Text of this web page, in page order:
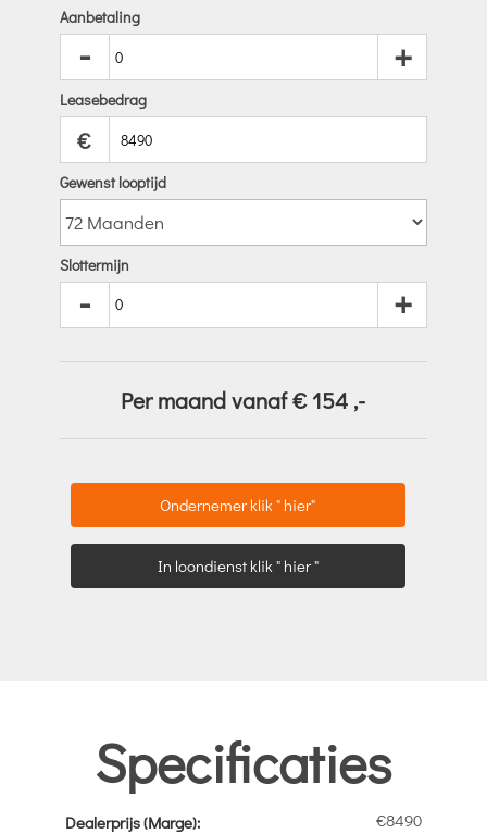
Aanbetaling
- +
Leasebedrag
€
Gewenst looptijd
Slottermijn
- +
Per maand vanaf €154 ,-
Ondernemer klik " hier"
In loondienst klik " hier "
Specificaties
Dealerprijs (Marge): €8490